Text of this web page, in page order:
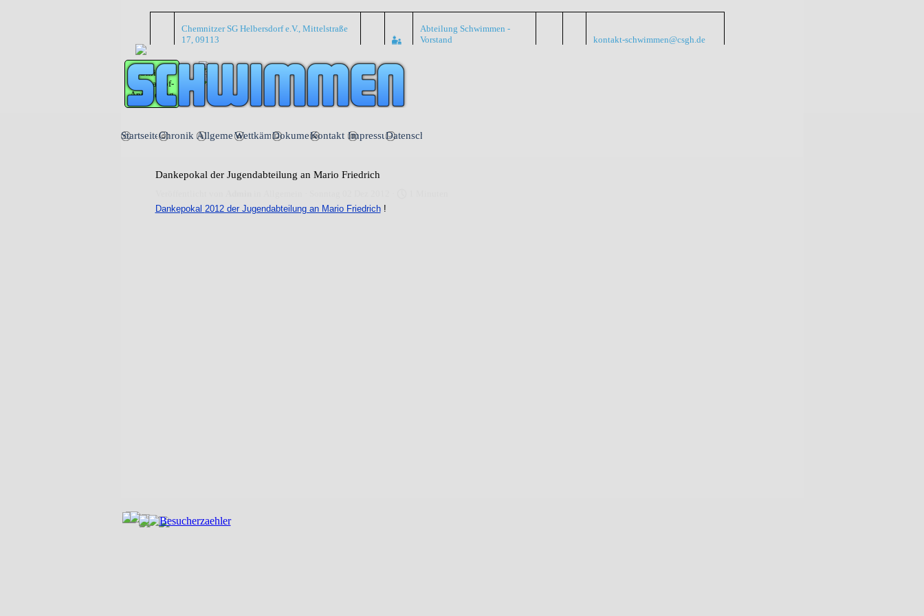
Chemnitzer SG Helbersdorf e.V., Mittelstraße
17, 09113
Abteilung Schwimmen -
Vorstand
kontakt-schwimmen@csgh.de
Online
Wettkampf-
Anmeldung
StartseiteChronik Allgemein▼
Wettkämpfe▼
DokumenteKontakt ImpressumDatenschutz
Dankepokal der Jugendabteilung an Mario Friedrich
Dankepokal 2012 der Jugendabteilung an Mario Friedrich!